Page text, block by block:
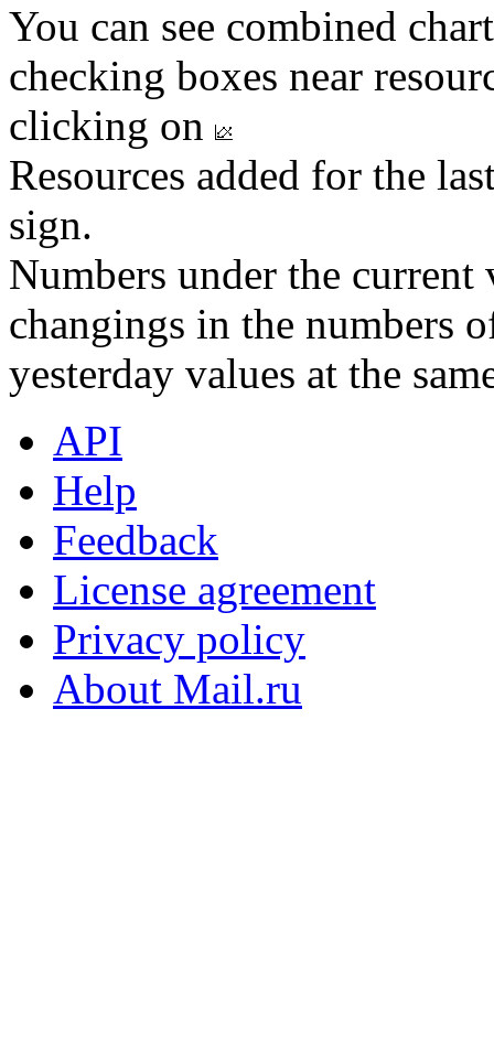
You can see combined
checking boxes near
clicking on
Resources added for the
sign.
Numbers under the
changings in the numbers
yesterday values at the
API
Help
Feedback
License agreement
Privacy policy
About Mail.ru